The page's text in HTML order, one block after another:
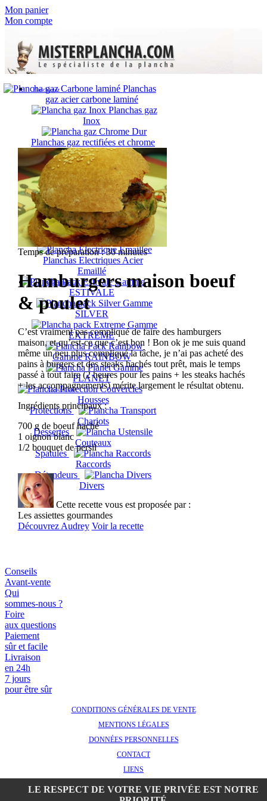
Mon panier
Mon compte
Plancha gaz
Planchas
gaz acier carbone laminé
Planchas gaz
Inox
Planchas gaz rectifiées et chrome
dur
Planchas gaz émaillée
Planchas
gaz en fonte
Plancha électrique
Planchas Electriques Carbone
Laminé
Planchas Electriques Inox
Planchas Electriques Acier
Emaillé
Packs plancha
Gamme
ESTIVALE
Gamme
SILVER
Gamme
EXTREME
Gamme RAINBOW
Gamme
PLANET
Accessoires
Couvercles
Housses
Protections
Chariots
Dessertes
Couteaux
Spatules
Raccords
Détendeurs
Divers
Temps de préparation : 30 minutes
Hamburgers maison boeuf
& poulet
C’est vraiment pas compliqué de faire des hamburgers
maison, et qu’est-ce que c’est bon ! Bon ok je me suis quand
même un peu plus compliqué la tâche, je n’ai pas acheté des
pains à burgers et des steaks hachés tout prêt, mais le temps
passé à tout faire (2 heures pour les pains + les steaks hachés
+ les accompagnements) mérite largement le résultat obtenu.
Ingrédients principaux :
700 g de boeuf haché
1 oignon blanc
1/2 bouquet de persil
Cette recette vous est proposée par :
Les assiettes gourmandes
Découvrez Audrey Voir la recette
Conseils
Avant-vente
Qui
sommes-nous ?
Foire
aux questions
Paiement
sûr et facile
Livraison
en 24h
7 jours
pour être sûr
CONDITIONS GÉNÉRALES DE VENTE
MENTIONS LÉGALES
DONNÉES PERSONNELLES
CONTACT
LIENS
ARCHIVES
LE RESPECT DE VOTRE VIE PRIVÉE EST NOTRE